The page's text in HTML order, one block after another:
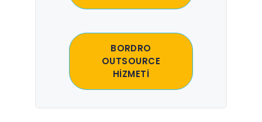
BORDRO
OUTSOURCE
HİZMETİ